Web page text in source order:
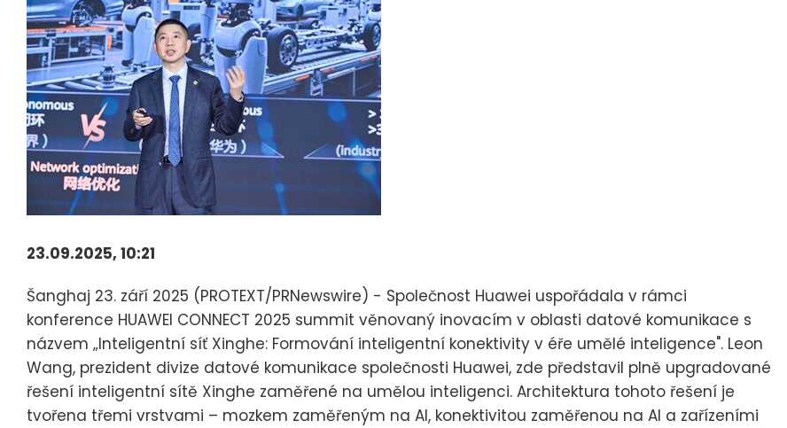
23.09.2025, 10:21
Šanghaj 23. září 2025 (PROTEXT/PRNewswire) - Společnost Huawei uspořádala v rámci
konference HUAWEI CONNECT 2025 summit věnovaný inovacím v oblasti datové komunikace s
názvem „Inteligentní síť Xinghe: Formování inteligentní konektivity v éře umělé inteligence". Leon
Wang, prezident divize datové komunikace společnosti Huawei, zde představil plně upgradované
řešení inteligentní sítě Xinghe zaměřené na umělou inteligenci. Architektura tohoto řešení je
tvořena třemi vrstvami – mozkem zaměřeným na AI, konektivitou zaměřenou na AI a zařízeními